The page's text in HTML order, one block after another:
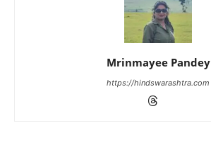
Mrinmayee Pandey
https://hindswarashtra.com